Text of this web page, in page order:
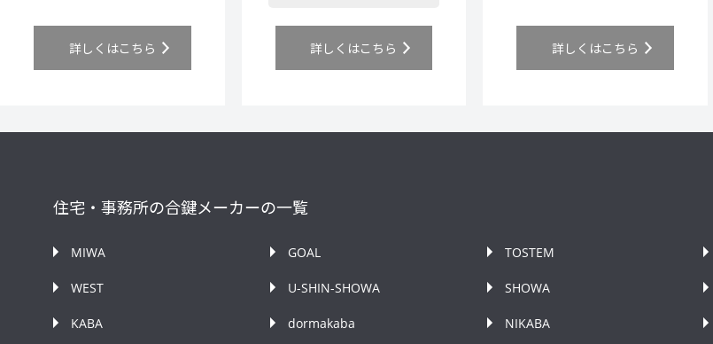
詳しくはこちら 詳しくはこちら 詳しくはこちら
住宅・事務所の合鍵メーカーの一覧
MIWA GOAL TOSTEM
WEST U-SHIN-SHOWA SHOWA
KABA dormakaba NIKABA